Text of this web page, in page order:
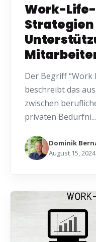
Work-
Strategien
Der Begriff “Work
beschreibt das
zwischen
privaten Bedürfni...
Dominik
August 15, 2024